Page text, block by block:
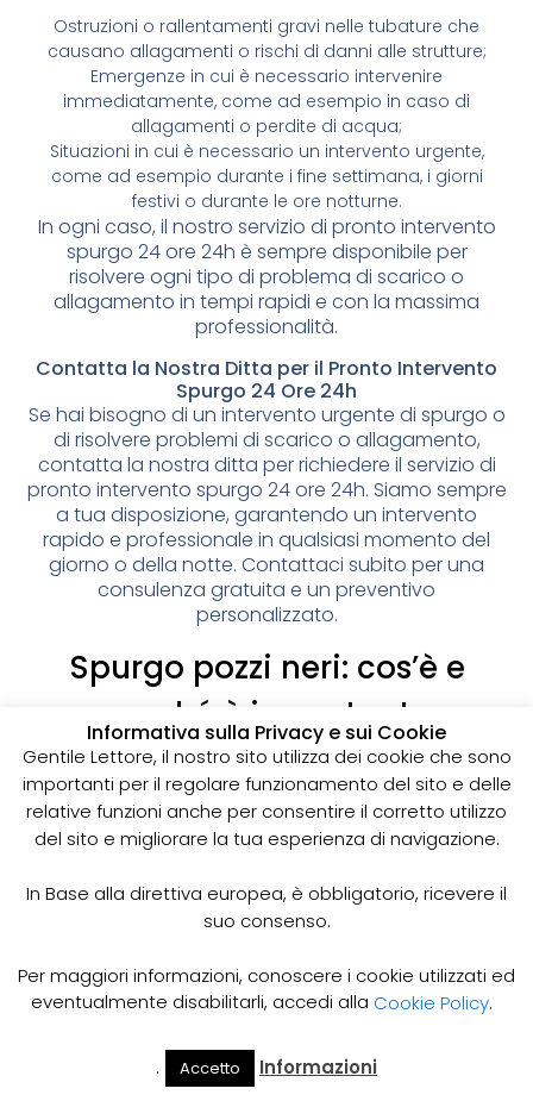
Ostruzioni o rallentamenti gravi nelle tubature che
causano allagamenti o rischi di danni alle strutture;
Emergenze in cui è necessario intervenire
immediatamente, come ad esempio in caso di
allagamenti o perdite di acqua;
Situazioni in cui è necessario un intervento urgente,
come ad esempio durante i fine settimana, i giorni
festivi o durante le ore notturne.
In ogni caso, il nostro servizio di pronto intervento
spurgo 24 ore 24h è sempre disponibile per
risolvere ogni tipo di problema di scarico o
allagamento in tempi rapidi e con la massima
professionalità.
Contatta la Nostra Ditta per il Pronto Intervento
Spurgo 24 Ore 24h
Se hai bisogno di un intervento urgente di spurgo o
di risolvere problemi di scarico o allagamento,
contatta la nostra ditta per richiedere il servizio di
pronto intervento spurgo 24 ore 24h. Siamo sempre
a tua disposizione, garantendo un intervento
rapido e professionale in qualsiasi momento del
giorno o della notte. Contattaci subito per una
consulenza gratuita e un preventivo
personalizzato.
Spurgo pozzi neri: cos’è e
perché è importante
I pozzi neri sono delle strutture sotterranee utilizzate
per la raccolta delle acque reflue domestiche,
soprattutto in zone dove non è disponibile un
sistema di smaltimento delle acque fognarie. Lo
spurgo dei pozzi neri è un’operazione essenziale
e prevenire il rischio di allagamenti, cattivi odori e
infezioni.
Come funziona lo spurgo dei pozzi neri
Lo spurgo dei pozzi neri viene effettuato mediante
specifiche, in grado di aspirare e rimuovere le
acque reflue e i sedimenti accumulati all’interno del
Cerca Il Mio
Informativa sulla Privacy e sui Cookie
Gentile Lettore, il nostro sito utilizza dei cookie che sono
importanti per il regolare funzionamento del sito e delle
relative funzioni anche per consentire il corretto utilizzo
del sito e migliorare la tua esperienza di navigazione.
In Base alla direttiva europea, è obbligatorio, ricevere il
suo consenso.
Per maggiori informazioni, conoscere i cookie utilizzati ed
eventualmente disabilitarli, accedi alla Cookie Policy.
. Accetto Informazioni